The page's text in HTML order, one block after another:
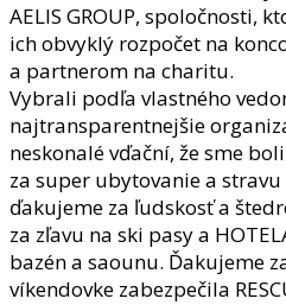
AELIS GROUP, spoločnosti,
ich obvyklý rozpočet na
a partnerom na charitu.
Vybrali podľa vlastného
najtransparentnejšie
neskonalé vďační, že sme
za super ubytovanie a stravu
ďakujeme za ľudskosť a
za zľavu na ski pasy a
bazén a saounu. Ďakujeme
víkendovke zabezpečila